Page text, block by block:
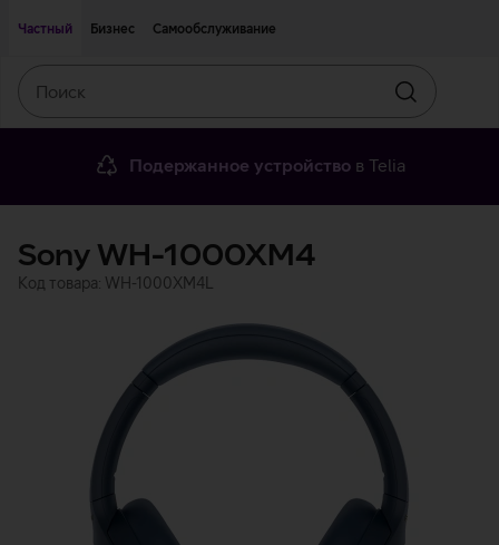
Частный
Бизнес Самообслуживание
Искать
Подержанное устройство в Telia
Sony WH-1000XM4
Код товара: WH-1000XM4L